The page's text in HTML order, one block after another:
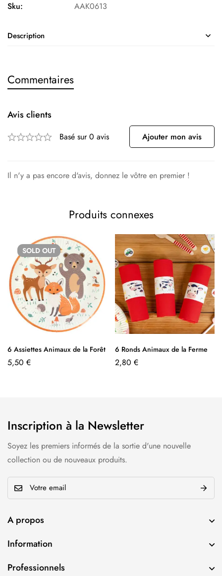
Sku:
AAK0613
Description
Commentaires
Avis clients
Basé sur 0 avis Ajouter mon avis
Il n'y a pas encore d'avis, donnez le vôtre en premier !
Produits connexes
SOLD OUT
6 Assiettes Animaux de la Forêt
5,50 €
6 Ronds Animaux de la Ferme
2,80 €
A propos
Inscription à la Newsletter
Soyez les premiers informés de la sortie d'une nouvelle
collection ou de nouveaux produits.
m
i
lInformation
Professionnels